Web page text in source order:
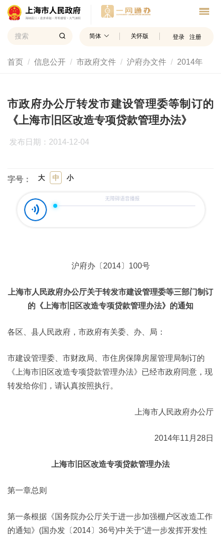
简体 关怀版 登录 注册
首页 信息公开 市政府文件 沪府办文件 2014年
市政府办公厅转发市建设管理委等制订的
《上海市旧区改造专项贷款管理办法》
发布日期：2014-12-04
字号： 大 中 小
沪府办〔2014〕100号
上海市人民政府办公厅关于转发市建设管理委等三部门制订
的《上海市旧区改造专项贷款管理办法》的通知
各区、县人民政府，市政府有关委、办、局：
市建设管理委、市财政局、市住房保障房屋管理局制订的
《上海市旧区改造专项贷款管理办法》已经市政府同意，现
转发给你们，请认真按照执行。
上海市人民政府办公厅
2014年11月28日
上海市旧区改造专项贷款管理办法
第一章总则
第一条根据《国务院办公厅关于进一步加强棚户区改造工作
的通知》(国办发〔2014〕36号)中关于“进一步发挥开发性